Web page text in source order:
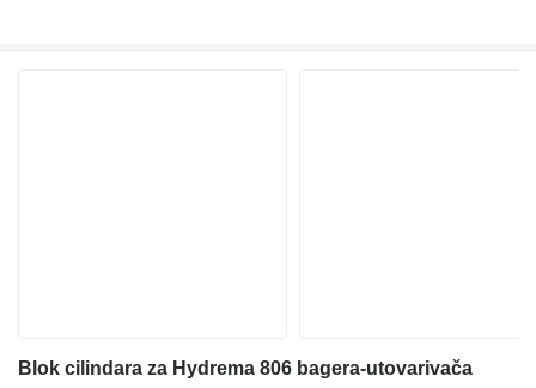
Blok cilindara za Hydrema 806 bagera-utovarivača